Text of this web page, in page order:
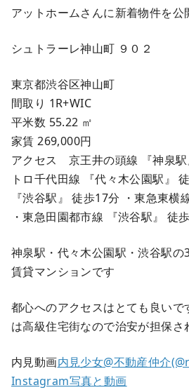
アットホームさんに新着物件を公
シュトラーレ神山町 ９０２
東京都渋谷区神山町
間取り 1R+WIC
平米数 55.22 ㎡
家賃 269,000円
アクセス 京王井の頭線 『神泉駅
トロ千代田線 『代々木公園駅』
『渋谷駅』 徒歩17分 ・東急東横
・東急田園都市線 『渋谷駅』 徒
神泉駅・代々木公園駅・渋谷駅
賃貸マンションです
都心へのアクセスはとても良いで
は高級住宅街なので治安が担保さ
内見動画内見少女@不動産仲介
Instagram写真と動画